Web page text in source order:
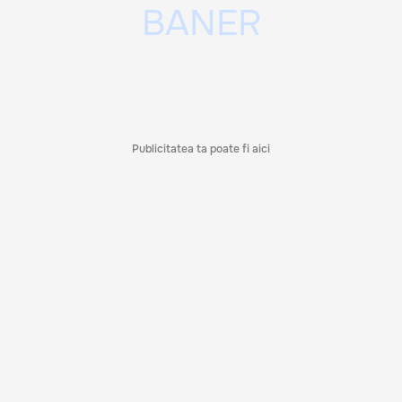
Publicitatea ta poate fi aici